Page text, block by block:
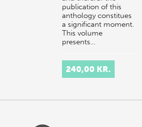
publication of this
anthology constitues
a significant moment.
This volume
presents…
240,00 KR.